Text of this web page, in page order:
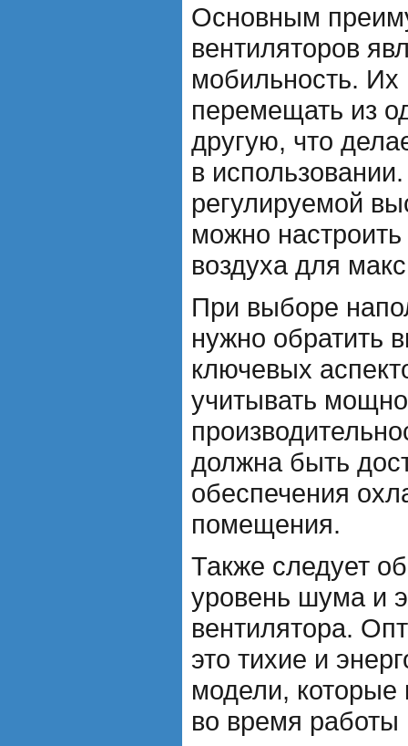
Основным
вентиляторов
мобильность. Их
перемещать из
другую, что
в
регулируемой
можно
воздуха для
При выборе
нужно обратить
ключевых
учитывать
должна быть
обеспечения
помещения.
Также следует
уровень шума и
вентилятора.
это тихие и
модели,
во время работы